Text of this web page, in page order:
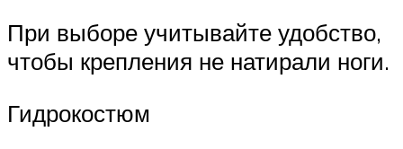
При выборе учитывайте удобство,
чтобы крепления не натирали ноги.
Гидрокостюм